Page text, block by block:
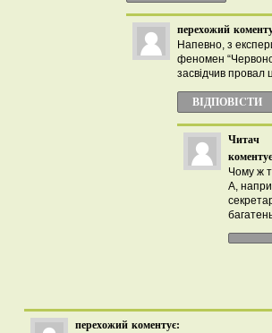
перехожий
Напевно, з
феномен
засвідчив провал
ВІДПОВІCТИ
Читач
Чому ж
А,
перехожий коментує: